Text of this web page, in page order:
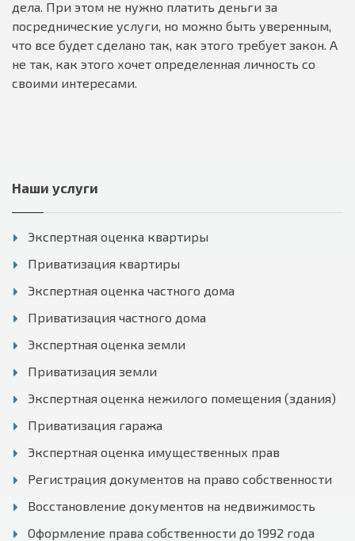
дела. При этом не нужно платить деньги за
посреднические услуги, но можно быть уверенным,
что все будет сделано так, как этого требует закон. А
не так, как этого хочет определенная личность со
своими интересами.
Наши услуги
Экспертная оценка квартиры
Приватизация квартиры
Экспертная оценка частного дома
Приватизация частного дома
Экспертная оценка земли
Приватизация земли
Экспертная оценка нежилого помещения (здания)
Приватизация гаража
Экспертная оценка имущественных прав
Регистрация документов на право собственности
Восстановление документов на недвижимость
Оформление права собственности до 1992 года